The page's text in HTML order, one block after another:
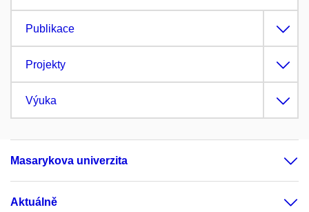
Publikace
Projekty
Výuka
Masarykova univerzita
Aktuálně